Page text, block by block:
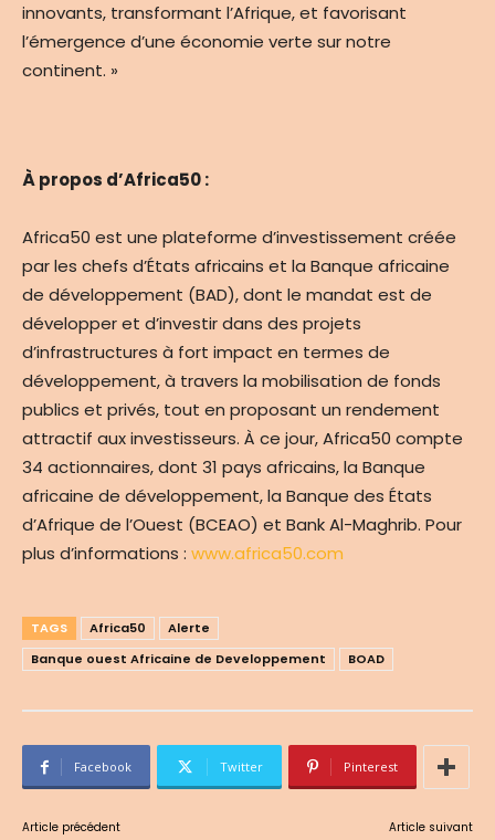
innovants, transformant l’Afrique, et favorisant
l’émergence d’une économie verte sur notre
continent. »
À propos d’Africa50 :
Africa50 est une plateforme d’investissement créée
par les chefs d’États africains et la Banque africaine
de développement (BAD), dont le mandat est de
développer et d’investir dans des projets
d’infrastructures à fort impact en termes de
développement, à travers la mobilisation de fonds
publics et privés, tout en proposant un rendement
attractif aux investisseurs. À ce jour, Africa50 compte
34 actionnaires, dont 31 pays africains, la Banque
africaine de développement, la Banque des États
d’Afrique de l’Ouest (BCEAO) et Bank Al-Maghrib. Pour
plus d’informations : www.africa50.com
TAGS Africa50
Alerte
Banque ouest Africaine de Developpement
BOAD
Facebook Twitter Pinterest
Article précédent Article suivant